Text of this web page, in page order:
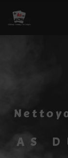
nettoyage de poele à bois
AS